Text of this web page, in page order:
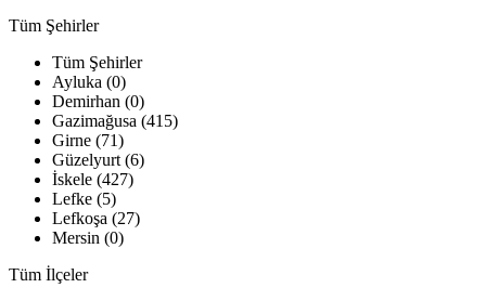
Tüm Şehirler
Tüm Şehirler
Ayluka (0)
Demirhan (0)
Gazimağusa (415)
Girne (71)
Güzelyurt (6)
İskele (427)
Lefke (5)
Lefkoşa (27)
Mersin (0)
Tüm İlçeler